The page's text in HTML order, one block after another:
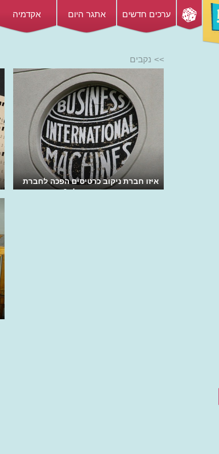
ערכים חדשים אתגר היום אקדמיה
>> נקבים
איזו חברת ניקוב כרטיסים הפכה לחברת
המחשבים החשובה בעולם?